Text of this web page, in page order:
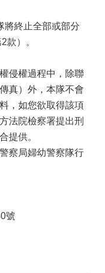
將終止全部或部分
款）。
侵權過程中，除聯
真）外，本隊不會
，如您欲取得該項
法院檢察署提出刑
提供。
察局婦幼警察隊行
號